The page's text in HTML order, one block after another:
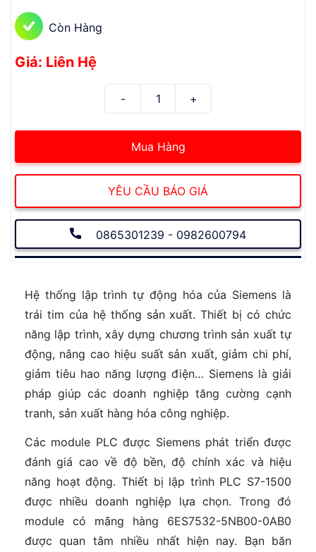
Còn Hàng
Giá: Liên Hệ
Mua Hàng
YÊU CẦU BÁO GIÁ
0865301239 - 0982600794
Hệ thống lập trình tự động hóa của Siemens là
trái tim của hệ thống sản xuất. Thiết bị có chức
năng lập trình, xây dựng chương trình sản xuất tự
động, nâng cao hiệu suất sản xuất, giảm chi phí,
giảm tiêu hao năng lượng điện… Siemens là giải
pháp giúp các doanh nghiệp tăng cường cạnh
tranh, sản xuất hàng hóa công nghiệp.
Các module PLC được Siemens phát triển được
đánh giá cao về độ bền, độ chính xác và hiệu
năng hoạt động. Thiết bị lập trình PLC S7-1500
được nhiều doanh nghiệp lựa chọn. Trong đó
module có mãng hàng 6ES7532-5NB00-0AB0
được quan tâm nhiều nhất hiện nay. Bạn băn